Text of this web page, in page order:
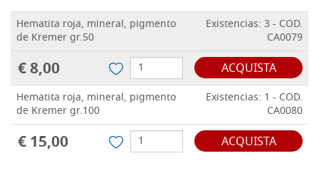
Hematita roja, mineral, pigmento
de Kremer gr.50
Existencias: 3 - COD.
CA0079
€ 8,00 ACQUISTA
Hematita roja, mineral, pigmento
de Kremer gr.100
Existencias: 1 - COD.
CA0080
€ 15,00 ACQUISTA